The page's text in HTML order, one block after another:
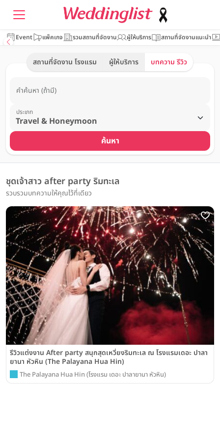
Event แพ็คเกจ รวมสถานที่จัดงาน ผู้ให้บริการ สถานที่จัดงานแนะนำ
สถานที่จัดงาน โรงแรม ผู้ให้บริการ บทความ รีวิว
คำค้นหา (ถ้ามี)
ประเภท
ค้นหา
ชุดเจ้าสาว after party ริมทะเล
รวบรวมบทความให้คุณไว้ที่เดียว
รีวิวแต่งงาน After party สนุกสุดเหวี่ยงริมทะเล ณ โรงแรมเดอะ ปาลา
ยานา หัวหิน (The Palayana Hua Hin)
The Palayana Hua Hin (โรงแรม เดอะ ปาลายานา หัวหิน)